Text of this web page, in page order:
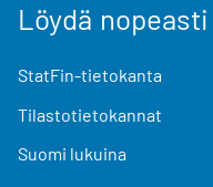
Löydä nopeasti
StatFin-tietokanta
Tilastotietokannat
Suomi lukuina